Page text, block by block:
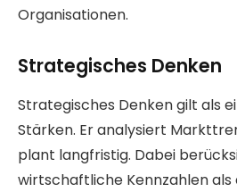
Organisationen.
Strategisches Denken
Strategisches Denken gilt als
Stärken. Er analysiert
plant langfristig. Dabei
wirtschaftliche Kennzahlen als